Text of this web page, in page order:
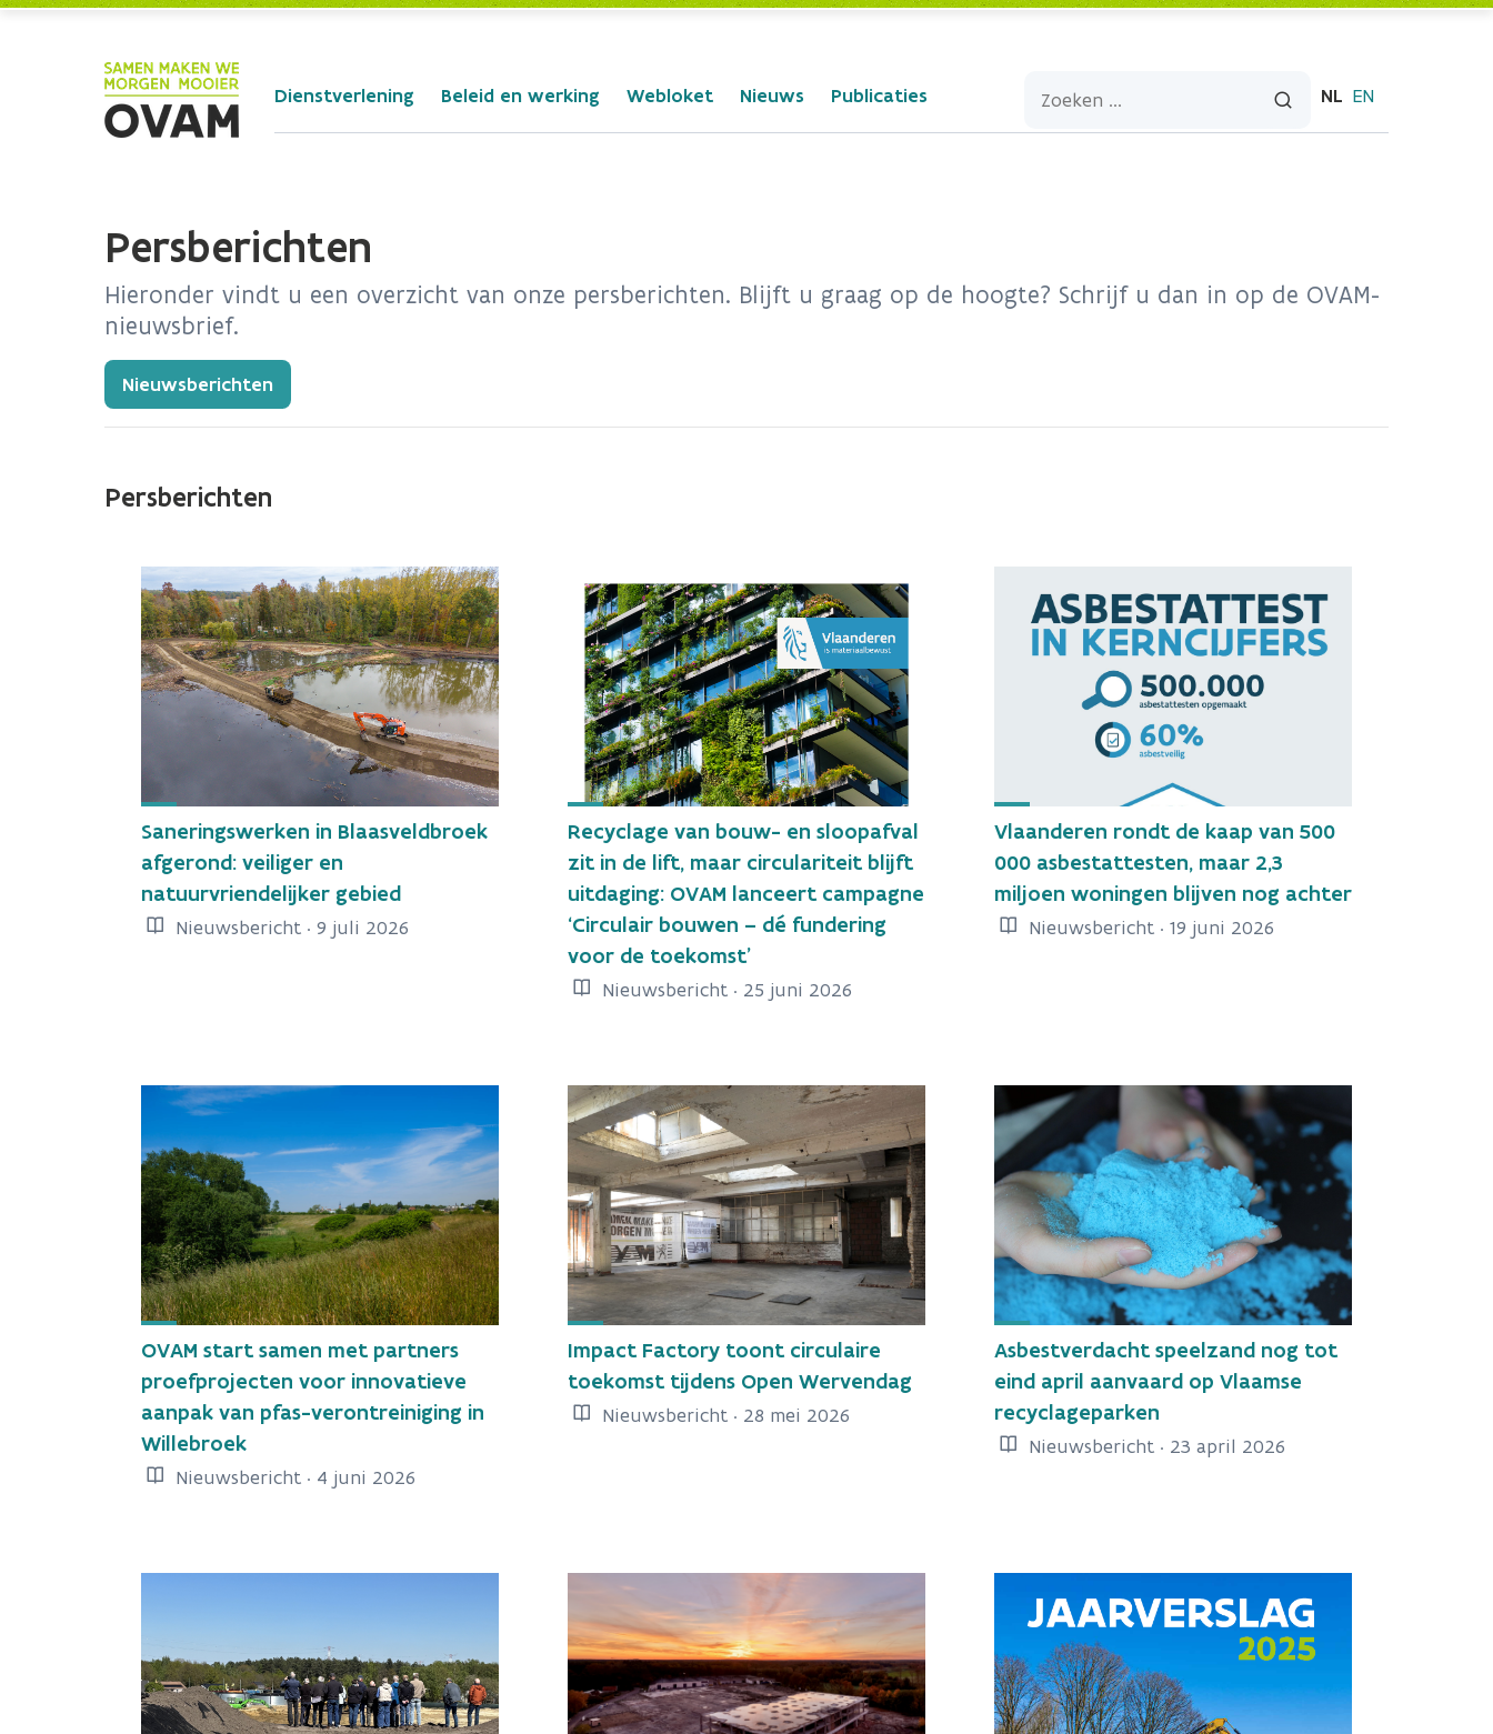
Dienstverlening Beleid en werking Webloket Nieuws Publicaties NL EN
Persberichten
Hieronder vindt u een overzicht van onze persberichten. Blijft u graag op de hoogte? Schrijf u dan in op de OVAM-
nieuwsbrief.
Nieuwsberichten
Persberichten
Saneringswerken in Blaasveldbroek
afgerond: veiliger en
natuurvriendelijker gebied
Nieuwsbericht · 9 juli 2026
Recyclage van bouw- en sloopafval
zit in de lift, maar circulariteit blijft
uitdaging: OVAM lanceert campagne
‘Circulair bouwen – dé fundering
voor de toekomst’
Nieuwsbericht · 25 juni 2026
Vlaanderen rondt de kaap van 500
000 asbestattesten, maar 2,3
miljoen woningen blijven nog achter
Nieuwsbericht · 19 juni 2026
OVAM start samen met partners
proefprojecten voor innovatieve
aanpak van pfas-verontreiniging in
Willebroek
Nieuwsbericht · 4 juni 2026
Impact Factory toont circulaire
toekomst tijdens Open Wervendag
Nieuwsbericht · 28 mei 2026
Asbestverdacht speelzand nog tot
eind april aanvaard op Vlaamse
recyclageparken
Nieuwsbericht · 23 april 2026